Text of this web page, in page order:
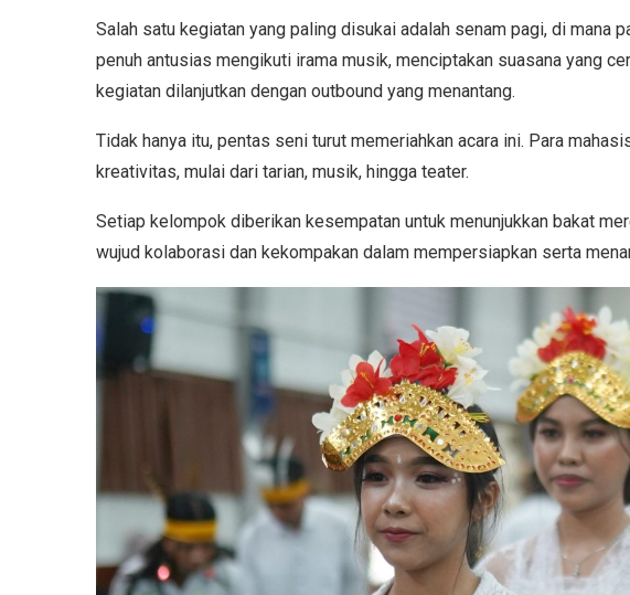
Salah satu kegiatan yang paling disukai adalah senam pagi, di mana
penuh antusias mengikuti irama musik, menciptakan suasana yang
kegiatan dilanjutkan dengan outbound yang menantang.
Tidak hanya itu, pentas seni turut memeriahkan acara ini. Para
kreativitas, mulai dari tarian, musik, hingga teater.
Setiap kelompok diberikan kesempatan untuk menunjukkan bakat
wujud kolaborasi dan kekompakan dalam mempersiapkan serta